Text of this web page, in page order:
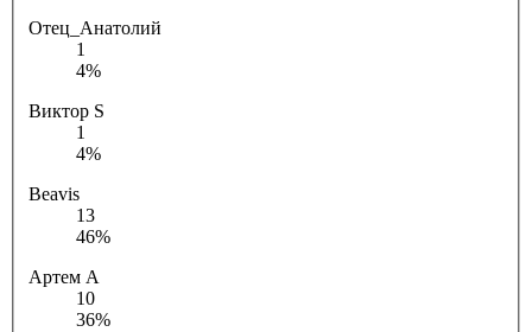
Отец_Анатолий
1
4%
Виктор S
1
4%
Beavis
13
46%
Артем А
10
36%